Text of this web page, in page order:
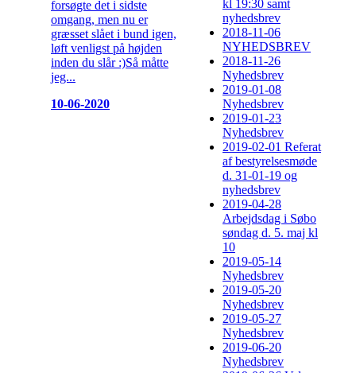
forsøgte det i sidste
omgang, men nu er
græsset slået i bund igen,
løft venligst på højden
inden du slår :)Så måtte
jeg...
10-06-2020
kl 19:30 samt
nyhedsbrev
2018-11-06
NYHEDSBREV
2018-11-26
Nyhedsbrev
2019-01-08
Nyhedsbrev
2019-01-23
Nyhedsbrev
2019-02-01 Referat
af bestyrelsesmøde
d. 31-01-19 og
nyhedsbrev
2019-04-28
Arbejdsdag i Søbo
søndag d. 5. maj kl
10
2019-05-14
Nyhedsbrev
2019-05-20
Nyhedsbrev
2019-05-27
Nyhedsbrev
2019-06-20
Nyhedsbrev